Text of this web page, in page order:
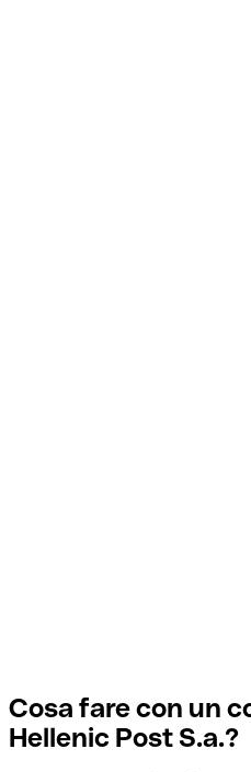
Cosa fare con un
Hellenic Post S.a.?